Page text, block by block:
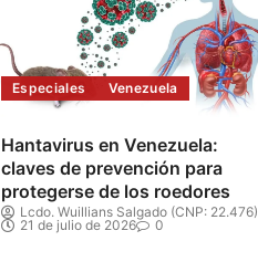
Especiales Venezuela
Hantavirus en Venezuela:
claves de prevención para
protegerse de los roedores
Lcdo. Wuillians Salgado (CNP: 22.476)
21 de julio de 2026
0